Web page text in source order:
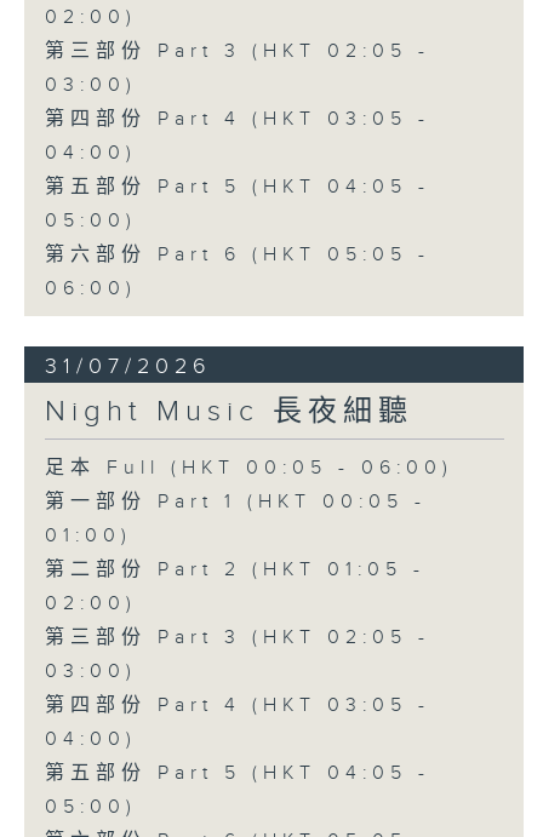
02:00)
第三部份 Part 3 (HKT 02:05 -
03:00)
第四部份 Part 4 (HKT 03:05 -
04:00)
第五部份 Part 5 (HKT 04:05 -
05:00)
第六部份 Part 6 (HKT 05:05 -
06:00)
31/07/2026
Night Music 長夜細聽
足本 Full (HKT 00:05 - 06:00)
第一部份 Part 1 (HKT 00:05 -
01:00)
第二部份 Part 2 (HKT 01:05 -
02:00)
第三部份 Part 3 (HKT 02:05 -
03:00)
第四部份 Part 4 (HKT 03:05 -
04:00)
第五部份 Part 5 (HKT 04:05 -
05:00)